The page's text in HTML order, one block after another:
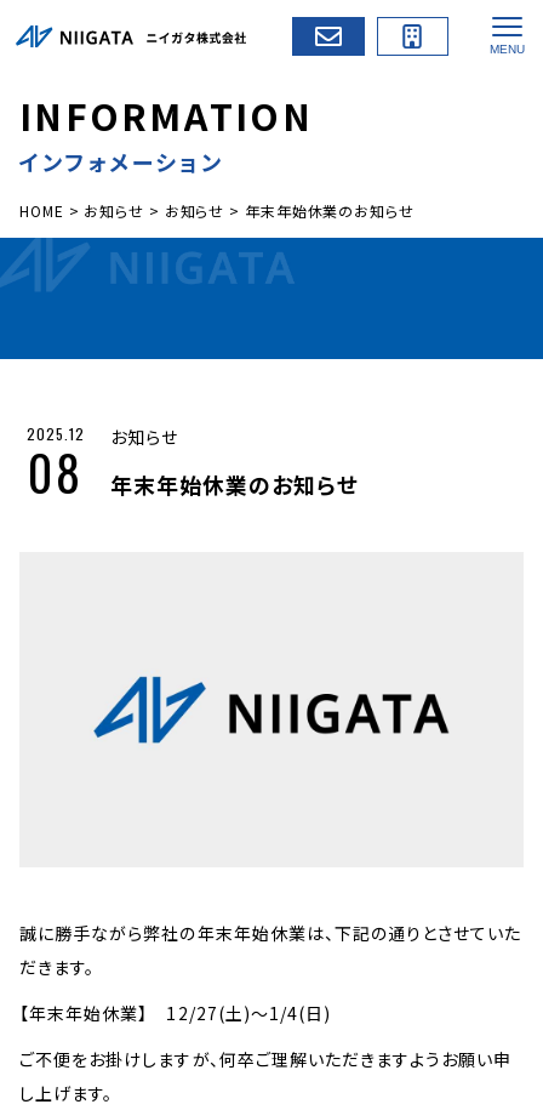
IN FORMATION
インフォメーション
HOME > お知らせ > お知らせ > 年末年始休業のお知らせ
2025.12
08 お知らせ
年末年始休業のお知らせ
誠に勝手ながら弊社の年末年始休業は、下記の通りとさせていた
だきます。
【年末年始休業】 12/27(土)～1/4(日)
ご不便をお掛けしますが、何卒ご理解いただきますようお願い申
し上げます。